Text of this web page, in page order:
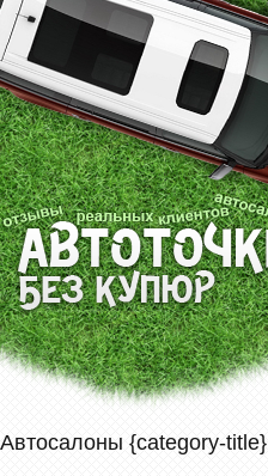
Автосалоны {category-title}